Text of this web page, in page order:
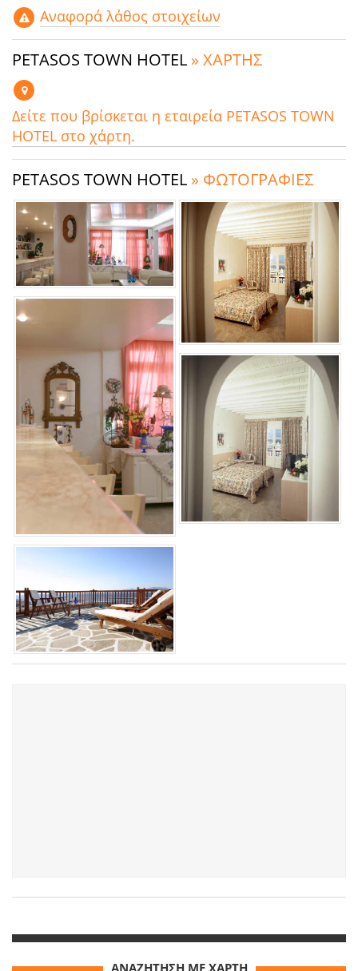
Αναφορά λάθος στοιχείων
PETASOS TOWN HOTEL » ΧΑΡΤΗΣ
Δείτε που βρίσκεται η εταιρεία PETASOS TOWN
HOTEL στο χάρτη.
PETASOS TOWN HOTEL » ΦΩΤΟΓΡΑΦΙΕΣ